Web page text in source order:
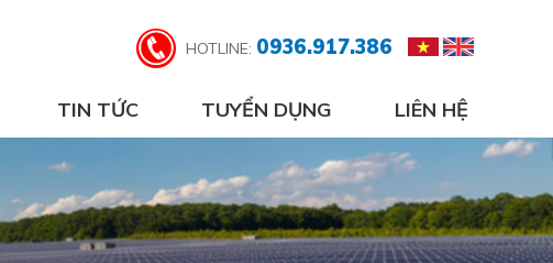
HOTLINE: 0936.917.386
TIN TỨC TUYỂN DỤNG LIÊN HỆ